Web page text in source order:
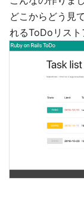
どこからどう見
れるToDoリスト